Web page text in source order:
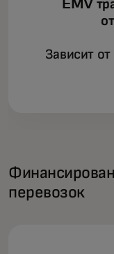
EMV
Зависит
перевозок